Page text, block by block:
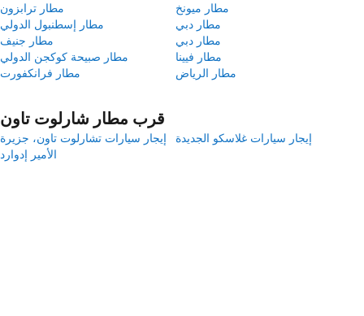
مطار ترابزون
مطار ميونخ
مطار إسطنبول الدولي
مطار دبي
مطار جنيف
مطار دبي
مطار صبيحة كوكجن الدولي
مطار فيينا
مطار فرانكفورت
مطار الرياض
قرب مطار شارلوت تاون
إيجار سيارات تشارلوت تاون، جزيرة
الأمير إدوارد
إيجار سيارات غلاسكو الجديدة